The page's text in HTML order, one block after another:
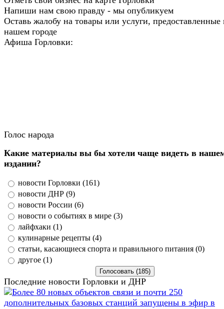
Напиши нам свою правду - мы опубликуем
Оставь жалобу на товары или услуги, предоставленные
нашем городе
Афиша Горловки:
Голос народа
Какие материалы вы бы хотели чаще видеть в
издании?
новости Горловки (161)
новости ДНР (9)
новости России (6)
новости о событиях в мире (3)
лайфхаки (1)
кулинарные рецепты (4)
статьи, касающиеся спорта и правильного питания (0)
другое (1)
Последние новости Горловки и ДНР